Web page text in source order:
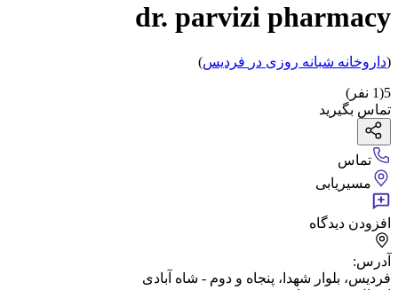
dr. parvizi pharmacy
(داروخانه شبانه روزی در فردیس)
5
(
1 نفر)
تماس بگیرید
تماس
مسیریابی
افزودن دیدگاه
آدرس:
فردیس، بلوار شهدا، پنجاه و دوم - شاه آبادی